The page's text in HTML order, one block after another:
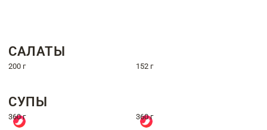
САЛАТЫ
200 г 152 г
СУПЫ
360 г 360 г